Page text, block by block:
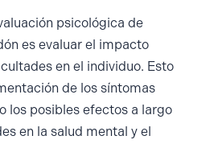
psicológica de
es evaluar el impacto
en el individuo. Esto
de los síntomas
los posibles efectos a largo
en la salud mental y el